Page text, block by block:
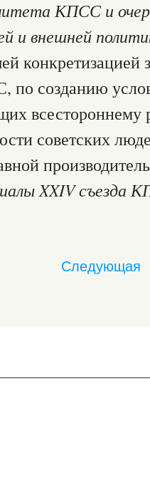
КПСС и
и внешней
конкретизацией
по созданию
советских
XXIV съезда
Следующая